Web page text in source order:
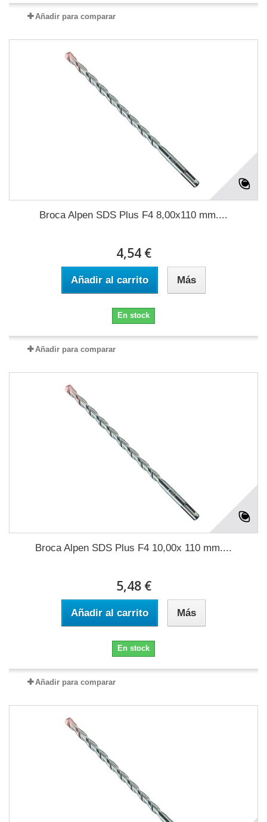
Añadir para comparar
Broca Alpen SDS Plus F4 8,00x110 mm....
4,54 €
Añadir al carrito Más
En stock
Añadir para comparar
Broca Alpen SDS Plus F4 10,00x 110 mm....
5,48 €
Añadir al carrito Más
En stock
Añadir para comparar